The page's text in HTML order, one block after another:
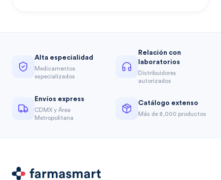
Alta especialidad
Medicamentos
especializados
Relación con
laboratorios
Distribuidores
autorizados
Envíos express
CDMX y Área
Metropolitana
Catálogo extenso
Más de 8,000 productos